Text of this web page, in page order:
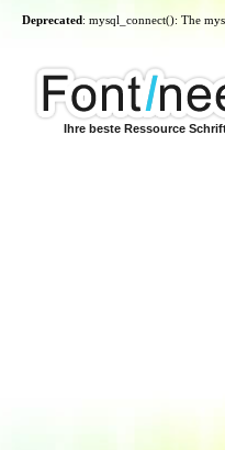
Deprecated: mysql_connect(): The
Ihre beste Ressource